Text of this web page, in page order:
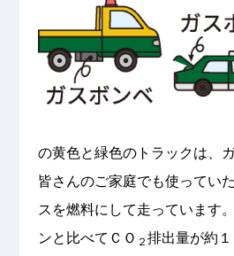
の黄色と緑色のトラックは、
皆さんのご家庭でも使ってい
スを燃料にして走っています
ンと比べてＣＯ ２ 排出量が約